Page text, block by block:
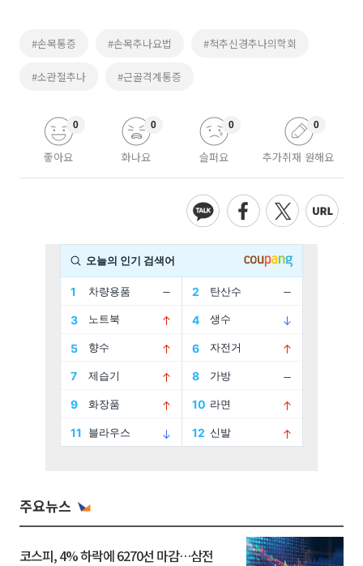
#손목통증 #손목추나요법 #척추신경추나의학회
#소관절추나 #근골격계통증
좋아요
0
화나요
0
슬퍼요
0
추가취재 원해요
0
주요뉴스
코스피, 4% 하락에 6270선 마감…삼전